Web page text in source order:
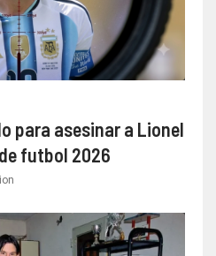
para asesinar a Lionel
futbol 2026